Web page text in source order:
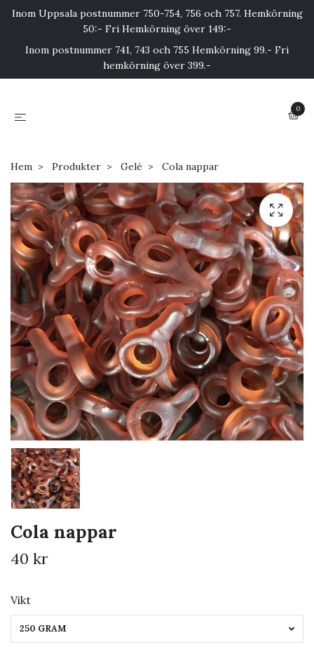
Inom Uppsala postnummer 750-754, 756 och 757. Hemkörning
50:- Fri Hemkörning över 149:-
Inom postnummer 741, 743 och 755 Hemkörning 99.- Fri
hemkörning över 399.-
0
Hem Produkter Gelé Cola nappar
Cola nappar
40 kr
Vikt
250 GRAM